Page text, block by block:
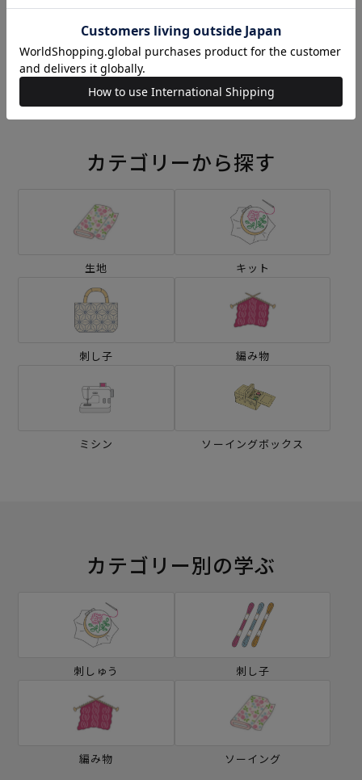
クロスステッチフレーム＜
アイリスのある花瓶、黄色
い背景＞
(税込)
クロスステッチフレーム＜
¥14,960 (税込)
カテゴリーから探す
生地 キット
刺し子 編み物
ミシン ソーイングボックス
カテゴリー別の学ぶ
刺しゅう 刺し子
編み物 ソーイング